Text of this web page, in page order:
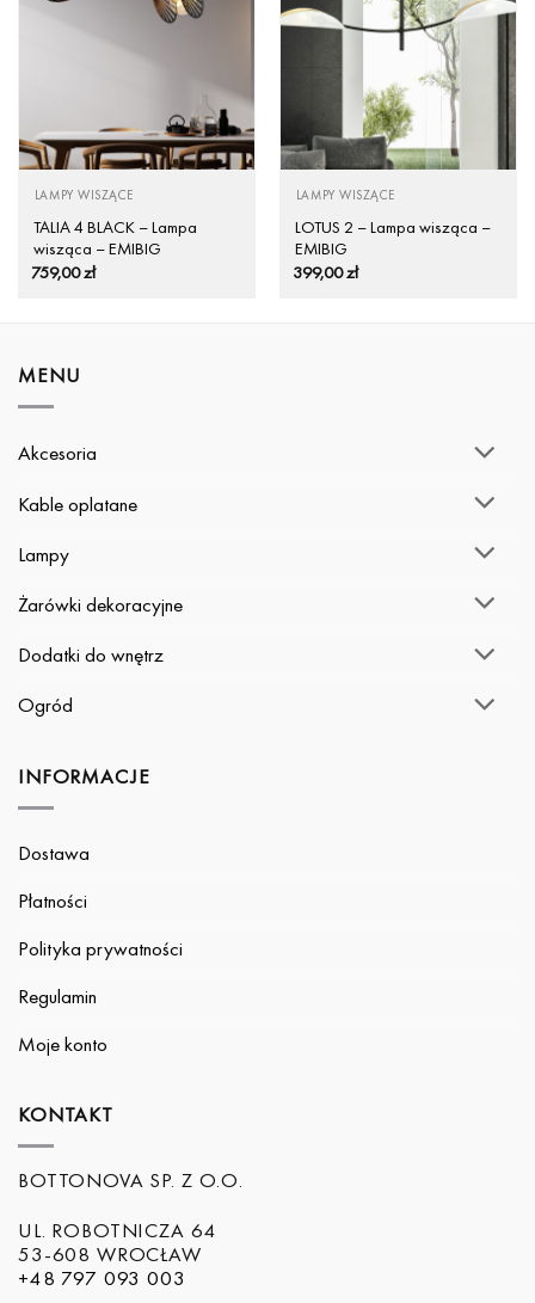
LAMPY WISZĄCE
TALIA 4 BLACK – Lampa
wisząca – EMIBIG
759,00zł
LAMPY WISZĄCE
LOTUS 2 – Lampa wisząca –
EMIBIG
399,00zł
MENU
Akcesoria
Kable oplatane
Lampy
Żarówki dekoracyjne
Dodatki do wnętrz
Ogród
INFORMACJE
Dostawa
Płatności
Polityka prywatności
Regulamin
Moje konto
KONTAKT
BOTTONOVA SP. Z O.O.
UL. ROBOTNICZA 64
53-608 WROCŁAW
+48 797 093 003